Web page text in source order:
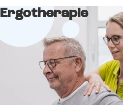
Ergotherapie